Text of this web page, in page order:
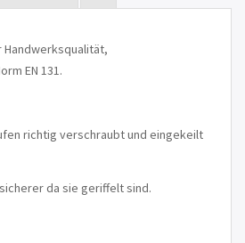
EN 131.
richtig verschraubt und eingekeilt
da sie geriffelt sind.